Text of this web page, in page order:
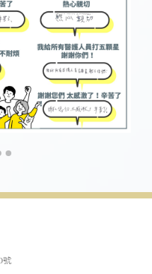
號